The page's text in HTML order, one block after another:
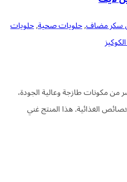
سكر مضاف,حلويات صحية,حلويات
مكونات طازجة وعالية الجودة،
الغذائية. هذا المنتج غني